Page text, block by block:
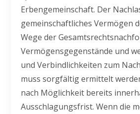
Erbengemeinschaft. Der
gemeinschaftliches Vermögen
Wege der
Vermögensgegenstände und
und Verbindlichkeiten zum
muss sorgfältig ermittelt
nach Möglichkeit bereits
Ausschlagungsfrist. Wenn die